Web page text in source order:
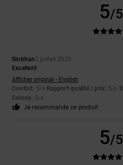
5/5
Siobhan 2 juillet 2026
Excellent
Afficher original - English
Confort: 5/5 Rapport qualité / prix: 5/5
Coloris: 5/5
Je recommande ce produit
5/5